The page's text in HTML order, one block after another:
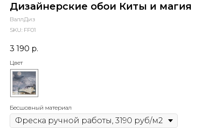
Дизайнерские обои Киты и магия
ВаллДиз
SKU: FF01
3 190 р.
Цвет
Бесшовный материал